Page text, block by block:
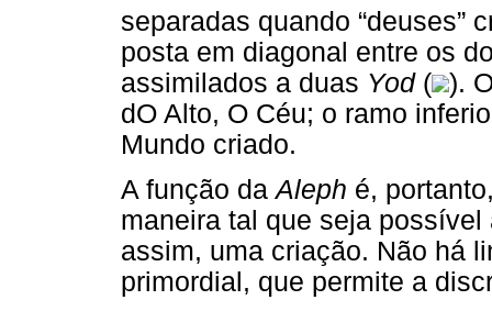
separadas quando “deuses”
posta em diagonal entre os
assimilados a duas Yod( ).
dO Alto, O Céu; o ramo
Mundo criado.
A função daAleph é,
maneira tal que seja
assim, uma criação. Não há
primordial, que permite a